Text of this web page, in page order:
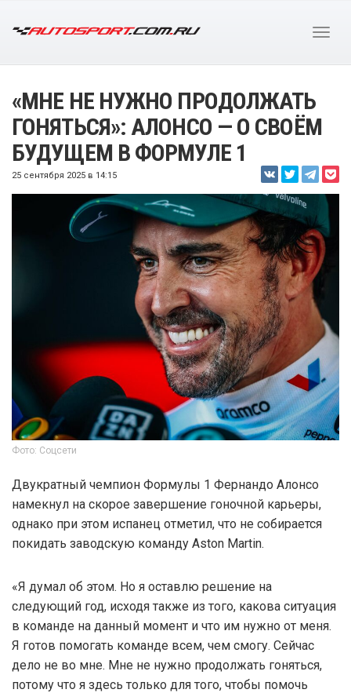
«МНЕ НЕ НУЖНО ПРОДОЛЖАТЬ
ГОНЯТЬСЯ»: АЛОНСО — О СВОЁМ
БУДУЩЕМ В ФОРМУЛЕ 1
25 сентября 2025 в 14:15
Фото: Соцсети
Двукратный чемпион Формулы 1 Фернандо Алонсо
намекнул на скорое завершение гоночной карьеры,
однако при этом испанец отметил, что не собирается
покидать заводскую команду Aston Martin.
«Я думал об этом. Но я оставлю решение на
следующий год, исходя также из того, какова ситуация
в команде на данный момент и что им нужно от меня.
Я готов помогать команде всем, чем смогу. Сейчас
дело не во мне. Мне не нужно продолжать гоняться,
потому что я здесь только для того, чтобы помочь